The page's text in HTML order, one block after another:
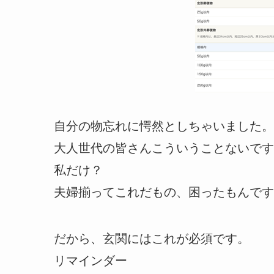
自分の物忘れに愕然としちゃいました。
大人世代の皆さんこういうことないで
私だけ？
夫婦揃ってこれだもの、困ったもんで
だから、玄関にはこれが必須です。
リマインダー